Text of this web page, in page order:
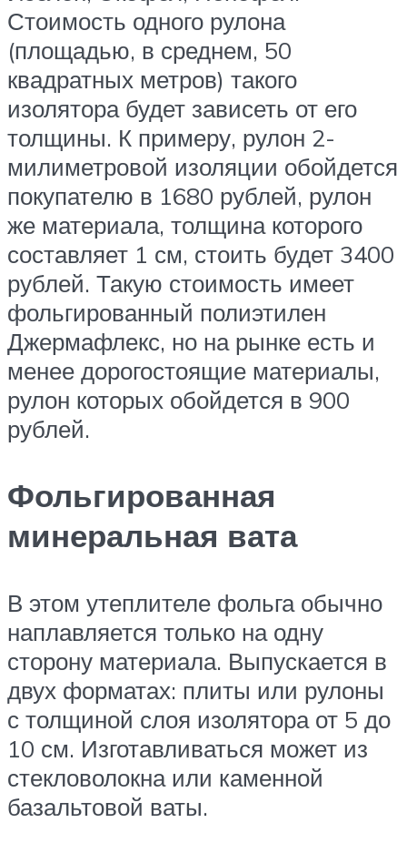
Стоимость одного рулона
(площадью, в среднем, 50
квадратных метров) такого
изолятора будет зависеть от его
толщины. К примеру, рулон 2-
милиметровой изоляции обойдется
покупателю в 1680 рублей, рулон
же материала, толщина которого
составляет 1 см, стоить будет 3400
рублей. Такую стоимость имеет
фольгированный полиэтилен
Джермафлекс, но на рынке есть и
менее дорогостоящие материалы,
рулон которых обойдется в 900
рублей.
Фольгированная
минеральная вата
В этом утеплителе фольга обычно
наплавляется только на одну
сторону материала. Выпускается в
двух форматах: плиты или рулоны
с толщиной слоя изолятора от 5 до
10 см. Изготавливаться может из
стекловолокна или каменной
базальтовой ваты.